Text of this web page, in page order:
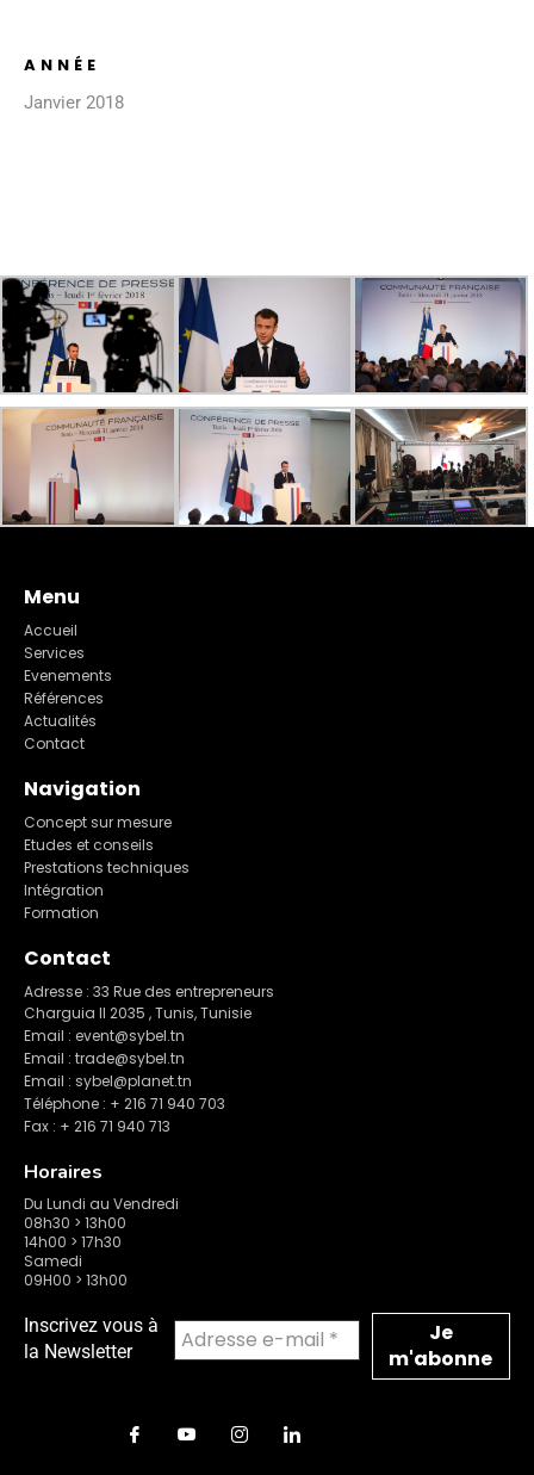
ANNÉE
Janvier 2018
Menu
Accueil
Services
Evenements
Références
Actualités
Contact
Navigation
Concept sur mesure
Etudes et conseils
Prestations techniques
Intégration
Formation
Contact
Adresse : 33 Rue des entrepreneurs
Charguia II 2035 , Tunis, Tunisie
Email : event@sybel.tn
Email : trade@sybel.tn
Email : sybel@planet.tn
Téléphone : + 216 71 940 703
Fax : + 216 71 940 713
Horaires
Du Lundi au Vendredi
08h30 > 13h00
14h00 > 17h30
Samedi
09H00 > 13h00
Inscrivez vous à
la Newsletter